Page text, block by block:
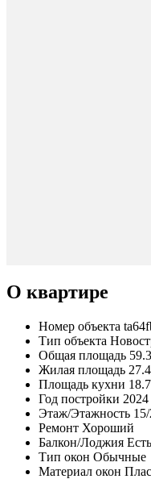
О квартире
Номер объекта
Тип объекта
Общая площадь
Жилая площадь
Площадь кухни
Год постройки 2024
Этаж/Этажность
Ремонт Хороший
Балкон/Лоджия Есть
Тип окон Обычные
Материал окон